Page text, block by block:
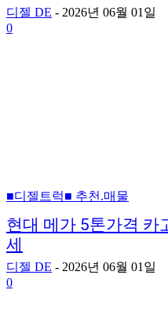
디젤 DE - 2026년 06월 01일
0
■디젤트럭■ 추천.매물
현대 메가 5톤가격 카
세
디젤 DE - 2026년 06월 01일
0